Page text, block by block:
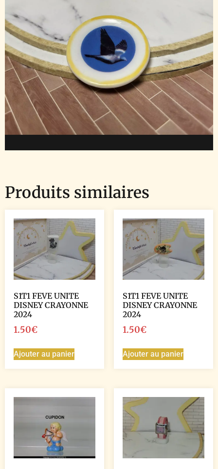
Produits similaires
S1T1 FEVE UNITE
DISNEY CRAYONNE
2024
1.50€
Ajouter au panier
S1T1 FEVE UNITE
DISNEY CRAYONNE
2024
1.50€
Ajouter au panier